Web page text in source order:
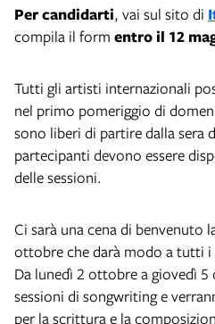
Per candidarti, vai sul sito di
compila il form entro il 12
Tutti gli artisti internazionali
nel primo pomeriggio di
sono liberi di partire dalla sera
partecipanti devono essere
delle sessioni.
Ci sarà una cena di benvenuto
ottobre che darà modo a tutti
Da lunedì 2 ottobre a giovedì
sessioni di songwriting e
per la scrittura e la